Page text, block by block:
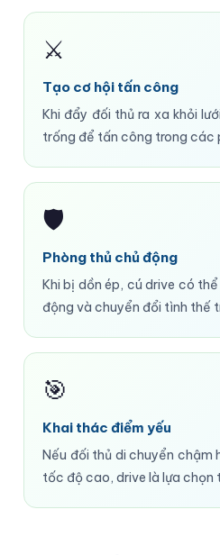
⚔️
Tạo cơ hội tấn công
Khi đẩy đối thủ ra xa khỏi
trống để tấn công trong các
🛡️
Phòng thủ chủ động
Khi bị dồn ép, cú drive có
động và chuyển đổi tình thế
🎯
Khai thác điểm yếu
Nếu đối thủ di chuyển chậm
tốc độ cao, drive là lựa chọn